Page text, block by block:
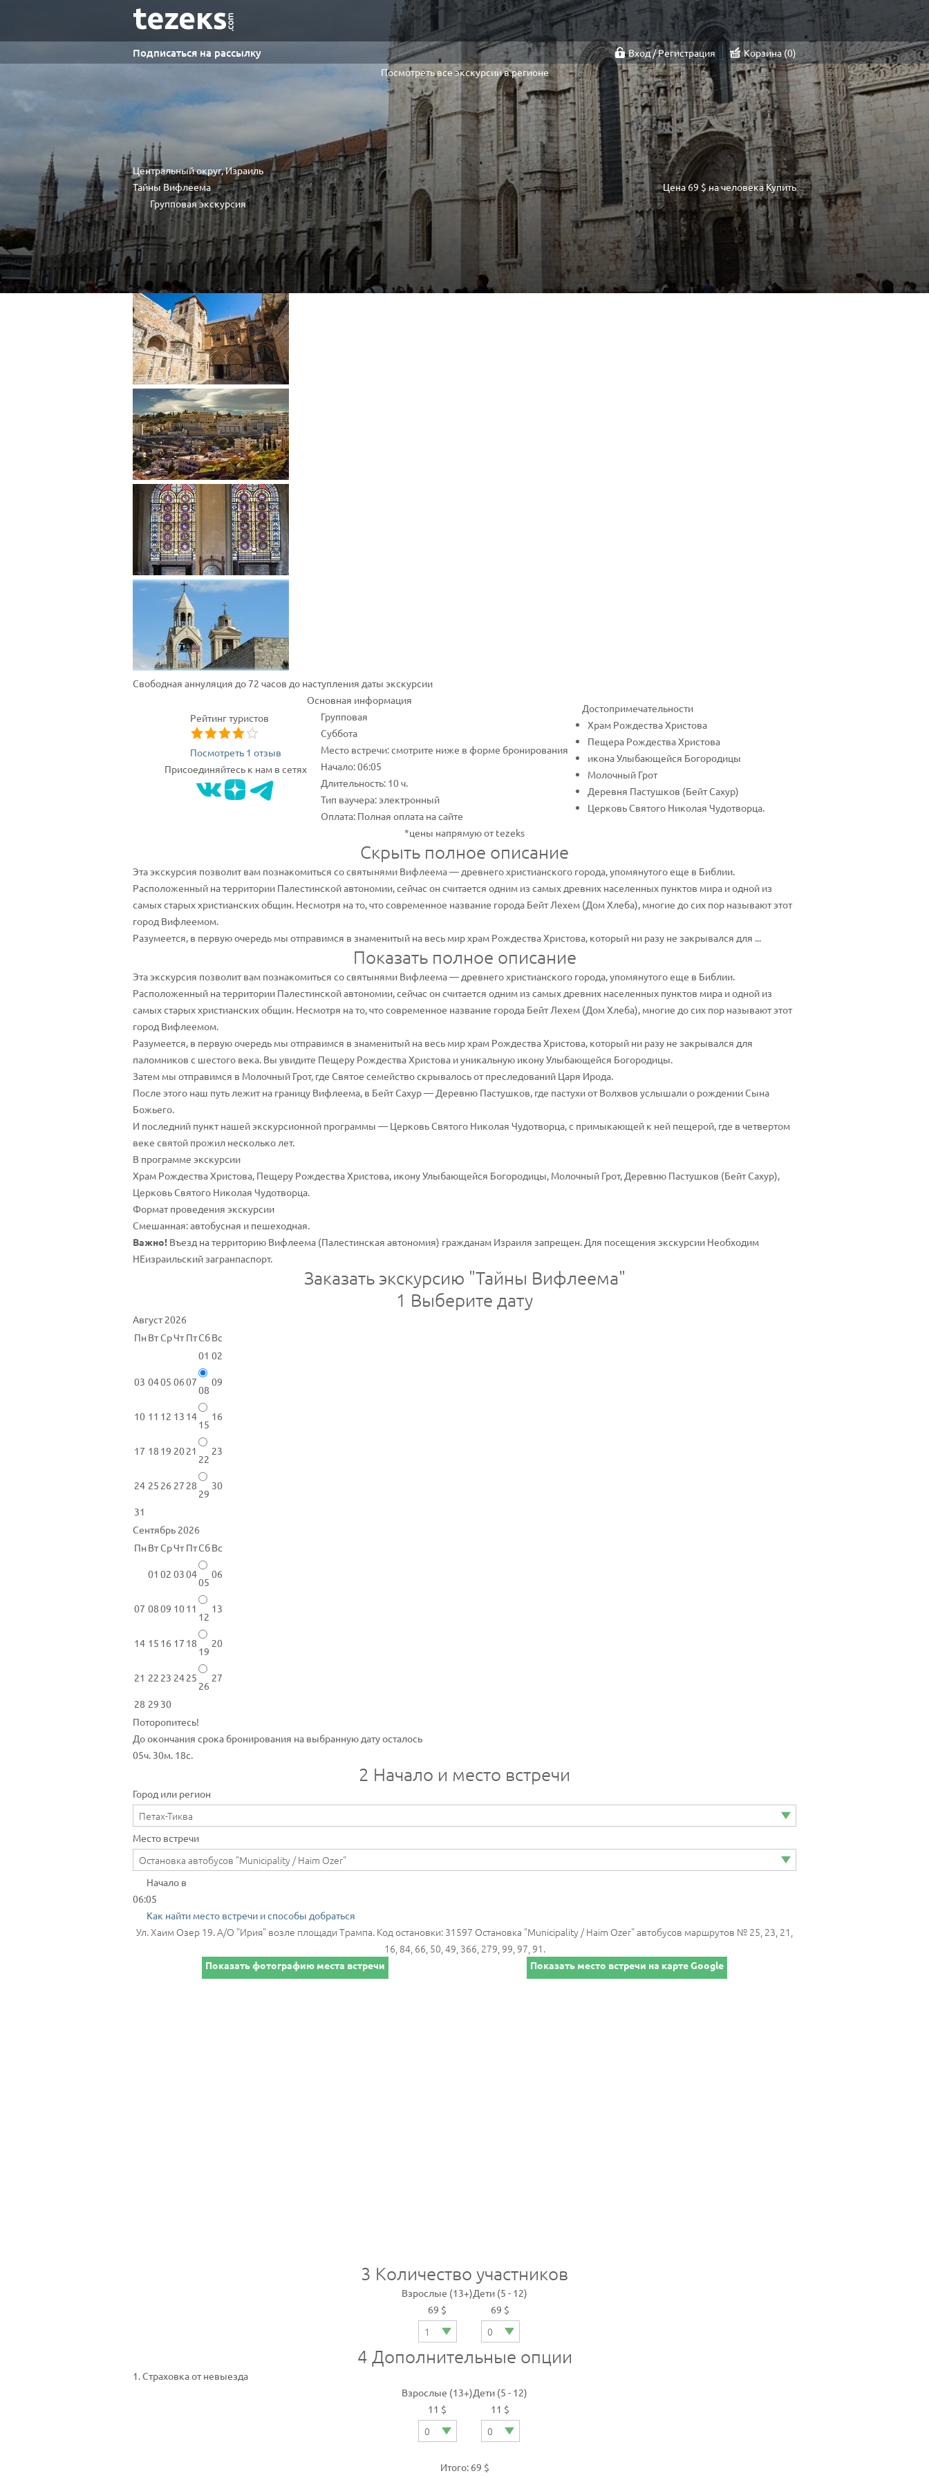
Подписаться на рассылку Вход / Регистрация Корзина 0
Посмотреть все экскурсии в регионе
Центральный округ, Израиль
Тайны Вифлеема
Групповая экскурсия
Цена69 $ на человекаКупить
Свободная аннуляция до 72 часов до наступления даты экскурсии
Рейтинг туристов
Посмотреть 1 отзыв
Присоединяйтесь к нам в сетях
Основная информация
Групповая
Суббота
Место встречи: смотрите ниже в форме бронирования
Начало: 06:05
Длительность: 10 ч.
Тип ваучера: электронный
Оплата: Полная оплата на сайте
Достопримечательности
Храм Рождества Христова
Пещера Рождества Христова
икона Улыбающейся Богородицы
Молочный Грот
Деревня Пастушков (Бейт Сахур)
Церковь Святого Николая Чудотворца.
*цены напрямую от tezeks
Скрыть полное описание
Эта экскурсия позволит вам познакомиться со святынями Вифлеема — древнего христианского города, упомянутого еще в Библии.
Расположенный на территории Палестинской автономии, сейчас он считается одним из самых древних населенных пунктов мира и одной из
самых старых христианских общин. Несмотря на то, что современное название города Бейт Лехем (Дом Хлеба), многие до сих пор называют этот
город Вифлеемом.
Разумеется, в первую очередь мы отправимся в знаменитый на весь мир храм Рождества Христова, который ни разу не закрывался для ...
Показать полное описание
Эта экскурсия позволит вам познакомиться со святынями Вифлеема — древнего христианского города, упомянутого еще в Библии.
Расположенный на территории Палестинской автономии, сейчас он считается одним из самых древних населенных пунктов мира и одной из
самых старых христианских общин. Несмотря на то, что современное название города Бейт Лехем (Дом Хлеба), многие до сих пор называют этот
город Вифлеемом.
Разумеется, в первую очередь мы отправимся в знаменитый на весь мир храм Рождества Христова, который ни разу не закрывался для
паломников с шестого века. Вы увидите Пещеру Рождества Христова и уникальную икону Улыбающейся Богородицы.
Затем мы отправимся в Молочный Грот, где Святое семейство скрывалось от преследований Царя Ирода.
После этого наш путь лежит на границу Вифлеема, в Бейт Сахур — Деревню Пастушков, где пастухи от Волхвов услышали о рождении Сына
Божьего.
И последний пункт нашей экскурсионной программы — Церковь Святого Николая Чудотворца, с примыкающей к ней пещерой, где в четвертом
веке святой прожил несколько лет.
В программе экскурсии
Храм Рождества Христова, Пещеру Рождества Христова, икону Улыбающейся Богородицы, Молочный Грот, Деревню Пастушков (Бейт Сахур),
Церковь Святого Николая Чудотворца.
Формат проведения экскурсии
Смешанная: автобусная и пешеходная.
Важно! Въезд на территорию Вифлеема (Палестинская автономия) гражданам Израиля запрещен. Для посещения экскурсии Необходим
НЕизраильский загранпаспорт.
Заказать экскурсию "Тайны Вифлеема"
1 Выберите дату
Август 2026
Пн ВтСрЧт ПтСбВс
01 02
03 0405 0607
08
09
10 11 12 13 14
15
16
17 18 19 2021
22
23
24 25 26 27 28
29
30
31
Сентябрь 2026
Пн ВтСрЧт ПтСбВс
01 02 0304
05
06
07 0809 1011
12
13
14 15 16 17 18
19
20
21 22 23 2425
26
27
28 29 30
Поторопитесь!
До окончания срока бронирования на выбранную дату осталось
05ч. 30м. 18с.
2 Начало и место встречи
Город или регион
Место встречи
Начало в
06:05
Как найти место встречи и способы добраться
Ул. Хаим Озер 19. A/O "Ирия" возле площади Трампа. Код остановки: 31597 Остановка "Municipality / Haim Ozer" автобусов маршрутов № 25, 23, 21,
16, 84, 66, 50, 49, 366, 279, 99, 97, 91.
Показать фотографию места встречи Показать место встречи на карте Google
3 Количество участников
Взрослые (13+)
69 $
Дети (5 - 12)
69 $
4 Дополнительные опции
1. Страховка от невыезда
Взрослые (13+)
11 $
Дети (5 - 12)
11 $
Итого: 69 $